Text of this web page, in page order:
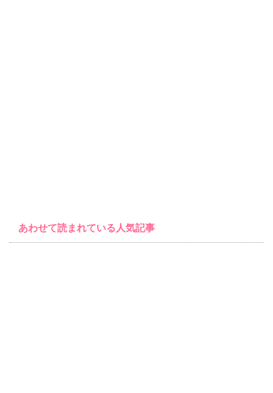
あわせて読まれている人気記事